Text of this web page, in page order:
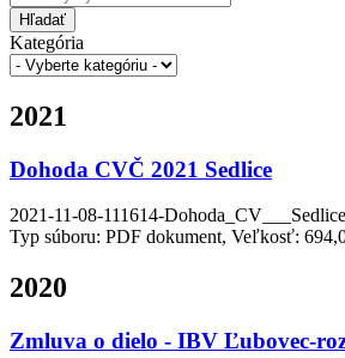
Hľadať
Kategória
2021
Dohoda CVČ 2021 Sedlice
2021-11-08-111614-
Typ súboru: PDF dokument, Veľkosť:
2020
Zmluva o dielo - IBV Ľubovec-